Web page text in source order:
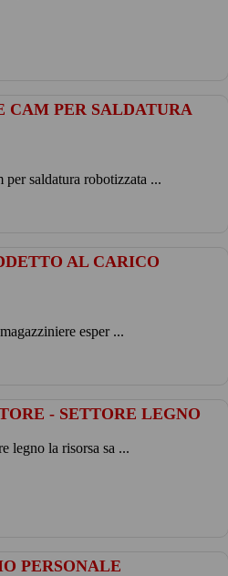
CAM PER SALDATURA
per saldatura robotizzata ...
AL CARICO
esper ...
- SETTORE LEGNO
legno la risorsa sa ...
PERSONALE